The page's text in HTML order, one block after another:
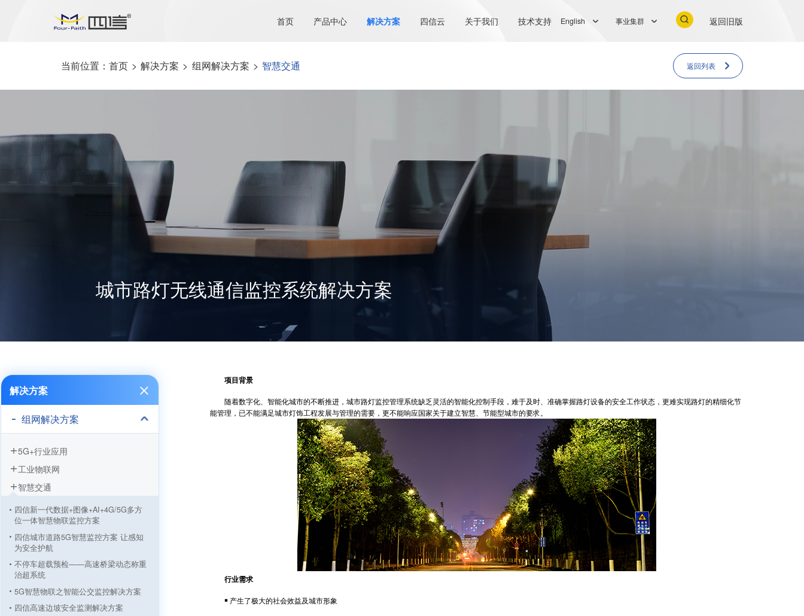
首页 产品中心 解决方案 四信云 关于我们 技术支持 English 事业集群 返回旧版
当前位置： 首页 > 解决方案 > 组网解决方案 > 智慧交通 返回列表
城市路灯无线通信监控系统解决方案
解决方案
组网解决方案
5G+行业应用
工业物联网
智慧交通
四信新一代数据+图像+AI+4G/5G多方
位一体智慧物联监控方案
四信城市道路5G智慧监控方案 让感知
为安全护航
不停车超载预检——⾼速桥梁动态称重
治超系统
5G智慧物联之智能公交监控解决方案
四信高速边坡安全监测解决方案
项目背景
随着数字化、智能化城市的不断推进，城市路灯监控管理系统缺乏灵活的智能化控制手段，难于及时、准确掌握路灯设备的安全工作状态，更难实现路灯的精细化节
能管理，已不能满足城市灯饰工程发展与管理的需要，更不能响应国家关于建立智慧、节能型城市的要求。
行业需求
￭ 产生了极大的社会效益及城市形象